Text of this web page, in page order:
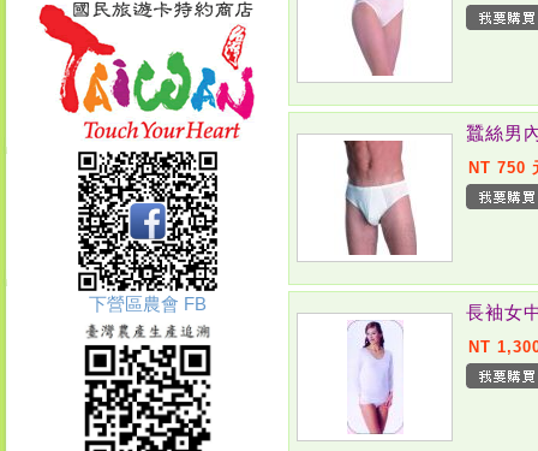
下營區農會 FB
蠶絲男
NT 750
長袖女
NT